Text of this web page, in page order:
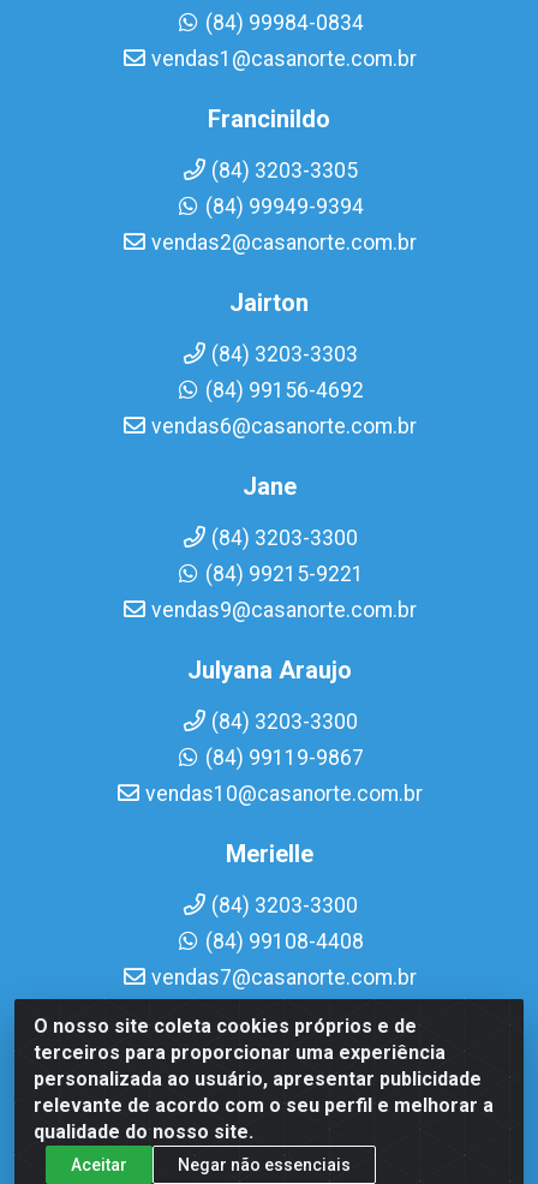
O nosso site coleta cookies próprios e de
terceiros para proporcionar uma experiência
personalizada ao usuário, apresentar publicidade
relevante de acordo com o seu perfil e melhorar a
qualidade do nosso site.
Aceitar Negar não essenciais
(84) 99984-0834
vendas1@casanorte.com.br
Francinildo
(84) 3203-3305
(84) 99949-9394
vendas2@casanorte.com.br
Jairton
(84) 3203-3303
(84) 99156-4692
vendas6@casanorte.com.br
Jane
(84) 3203-3300
(84) 99215-9221
vendas9@casanorte.com.br
Julyana Araujo
(84) 3203-3300
(84) 99119-9867
vendas10@casanorte.com.br
Merielle
(84) 3203-3300
(84) 99108-4408
vendas7@casanorte.com.br
Casa Norte LTDA - Av. Interventor Mário Câmara, 1815 - Dix-
Sept Rosado, Natal/RN - CEP 59054-600 - CNPJ
08.713.513/0001-51